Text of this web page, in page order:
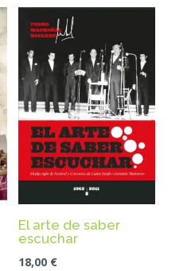
El arte de saber
escuchar
18,00 €